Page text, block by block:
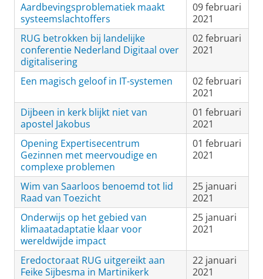
Aardbevingsproblematiek maakt
systeemslachtoffers
09 februari
2021
RUG betrokken bij landelijke
conferentie Nederland Digitaal over
digitalisering
02 februari
2021
Een magisch geloof in IT-systemen
02 februari
2021
Dijbeen in kerk blijkt niet van
apostel Jakobus
01 februari
2021
Opening Expertisecentrum
Gezinnen met meervoudige en
complexe problemen
01 februari
2021
Wim van Saarloos benoemd tot lid
Raad van Toezicht
25 januari
2021
Onderwijs op het gebied van
klimaatadaptatie klaar voor
wereldwijde impact
25 januari
2021
Eredoctoraat RUG uitgereikt aan
Feike Sijbesma in Martinikerk
22 januari
2021